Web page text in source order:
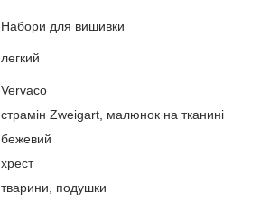
Набори для вишивки
легкий
Vervaco
страмін Zweigart, малюнок на тканині
бежевий
хрест
тварини, подушки